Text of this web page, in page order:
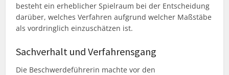
besteht ein erheblicher Spielraum bei der Entscheidung
darüber, welches Verfahren aufgrund welcher Maßstäbe
als vordringlich einzuschätzen ist.
Sachverhalt und Verfahrensgang
Die Beschwerdeführerin machte vor den